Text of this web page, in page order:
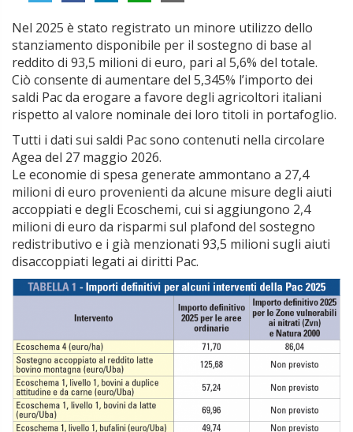
Nel 2025 è stato registrato un minore utilizzo dello
stanziamento disponibile per il sostegno di base al
reddito di 93,5 milioni di euro, pari al 5,6% del totale.
Ciò consente di aumentare del 5,345% l’importo dei
saldi Pac da erogare a favore degli agricoltori italiani
rispetto al valore nominale dei loro titoli in portafoglio.
Tutti i dati sui saldi Pac sono contenuti nella circolare
Agea del 27 maggio 2026.
Le economie di spesa generate ammontano a 27,4
milioni di euro provenienti da alcune misure degli aiuti
accoppiati e degli Ecoschemi, cui si aggiungono 2,4
milioni di euro da risparmi sul plafond del sostegno
redistributivo e i già menzionati 93,5 milioni sugli aiuti
disaccoppiati legati ai diritti Pac.